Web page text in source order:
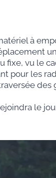
à
vu le
pour les
le